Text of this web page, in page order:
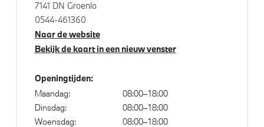
Klimaatbeheersing
Elektrische voorzieningen
7141 DN Groenlo
0544-461360
Naar de website
Bekijk de kaart in een nieuw venster
Openingtijden:
Maandag:
08:00–18:00
Dinsdag:
08:00–18:00
Woensdag:
08:00–18:00